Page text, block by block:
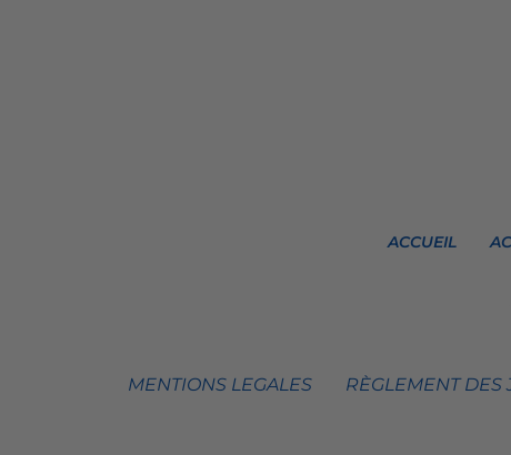
ACCUEIL
MENTIONS LEGALES RÈGLEMENT DES